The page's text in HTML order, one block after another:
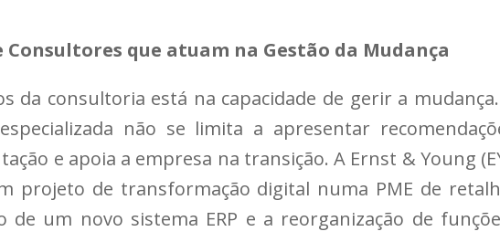
que atuam na Gestão da Mudança
da consultoria está na capacidade de gerir a
não se limita a apresentar
e apoia a empresa na transição. A Ernst & Young
projeto de transformação digital numa PME de
de um novo sistema ERP e a reorganização de